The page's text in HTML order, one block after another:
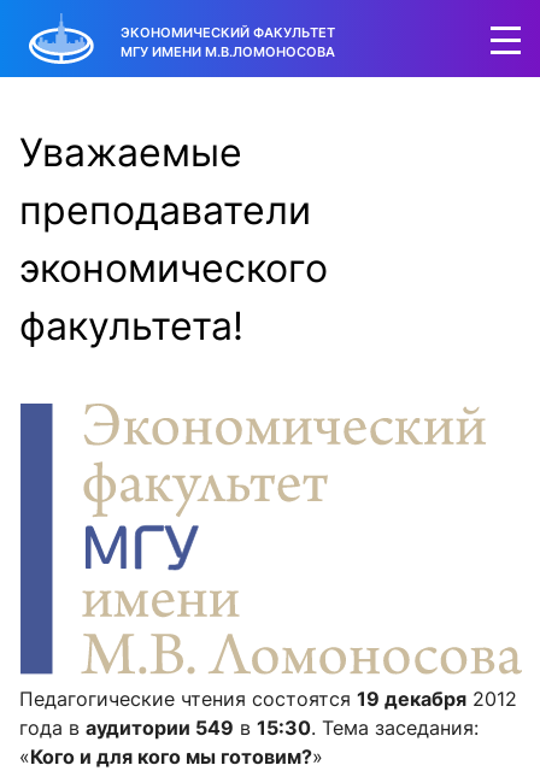
ЭКОНОМИЧЕСКИЙ ФАКУЛЬТЕТ
МГУ ИМЕНИ М.В.ЛОМОНОСОВА
Уважаемые
преподаватели
экономического
факультета!
Педагогические чтения состоятся 19 декабря 2012
года в аудитории 549 в 15:30. Тема заседания:
«Кого и для кого мы готовим?»